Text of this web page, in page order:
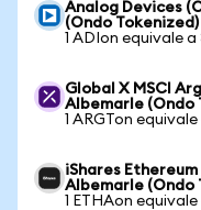
Analog Devices
(Ondo Tokenized)
1 ADIon equivale
Global X MSCI
Albemarle (Ondo
1 ARGTon
iShares
Albemarle (Ondo
1 ETHAon equivale